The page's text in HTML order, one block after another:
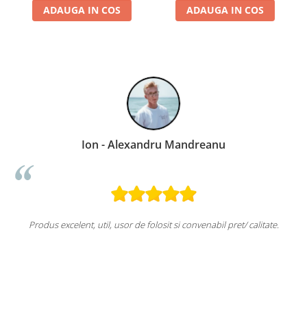
Negru/Inox
ADAUGA IN COS ADAUGA IN COS
Recomand cu
Ion - Alexandru Mandreanu
Produs excelent, util, usor de folosit si